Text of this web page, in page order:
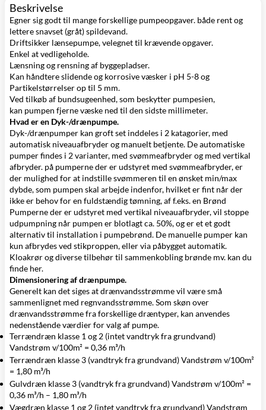
Beskrivelse
Egner sig godt til mange forskellige pumpeopgaver. både rent og
lettere snavset (gråt) spildevand.
Driftsikker lænsepumpe, velegnet til krævende opgaver.
Enkel at vedligeholde.
Lænsning og rensning af byggepladser.
Kan håndtere slidende og korrosive væsker i pH 5-8 og
Partikelstørrelser op til 5 mm.
Ved tilkøb af bundsugeenhed, som beskytter pumpesien,
kan pumpen fjerne væske ned til den sidste millimeter.
Hvad er en Dyk-/drænpumpe.
Dyk-/drænpumper kan groft set inddeles i 2 katagorier, med
automatisk niveauafbryder og manuelt betjente. De automatiske
pumper findes i 2 varianter, med svømmeafbryder og med vertikal
afbryder. på pumperne der er udstyret med svømmeafbryder, er
der mulighed for at indstille svømmeren til en ønsket min/max
dybde, som pumpen skal arbejde indenfor, hvilket er fint når der
ikke er behov for en fuldstændig tømning, af f.eks. en Brønd
Pumperne der er udstyret med vertikal niveauafbryder, vil stoppe
udpumpning når pumpen er blotlagt ca. 50%, og er et et godt
alternativ til installation i pumpebrønd. De manuelle pumper kan
kun afbrydes ved stikproppen, eller via påbygget automatik.
Kloakrør og diverse tilbehør til sammenkobling brønde mv. kan du
finde her.
Dimensionering af drænpumpe.
Generelt kan det siges at drænvandsstrømme vil være små
sammenlignet med regnvandsstrømme. Som skøn over
drænvandsstrømme fra forskellige dræntyper, kan anvendes
nedenstående værdier for valg af pumpe.
Terrændræn klasse 1 og 2 (intet vandtryk fra grundvand)
Vandstrøm v/100m² = 0,36 m³/h
Terrændræn klasse 3 (vandtryk fra grundvand) Vandstrøm v/100m²
= 1,80 m³/h
Gulvdræn klasse 3 (vandtryk fra grundvand) Vandstrøm v/100m² =
0,36 m³/h – 1,80 m³/h
Vægdræn klasse 1 og 2 (intet vandtryk fra grundvand) Vandstrøm